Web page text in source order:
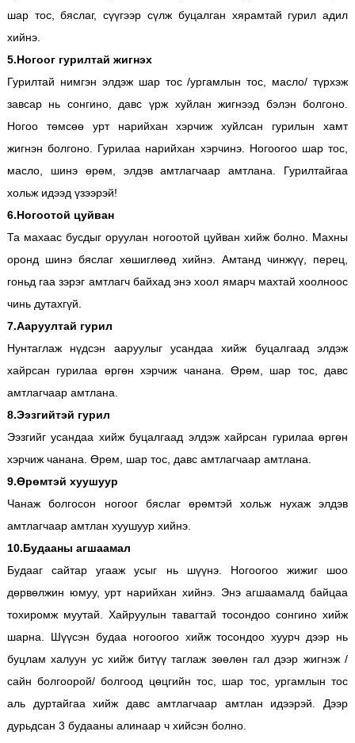
шар тос, бяслаг, сүүгээр сүлж буцалган хярамтай гурил адил
хийнэ.
5.Ногоог гурилтай жигнэх
Гурилтай нимгэн элдэж шар тос /ургамлын тос, масло/ түрхэж
завсар нь сонгино, давс үрж хуйлан жигнээд бэлэн болгоно.
Ногоо төмсөө урт нарийхан хэрчиж хуйлсан гурилын хамт
жигнэн болгоно. Гурилаа нарийхан хэрчинэ. Ногоогоо шар тос,
масло, шинэ өрөм, элдэв амтлагчаар амтлана. Гурилтайгаа
хольж идээд үзээрэй!
6.Ногоотой цуйван
Та махаас бусдыг оруулан ногоотой цуйван хийж болно. Махны
оронд шинэ бяслаг хөшиглөөд хийнэ. Амтанд чинжүү, перец,
гоньд гаа зэрэг амтлагч байхад энэ хоол ямарч махтай хоолноос
чинь дутахгүй.
7.Ааруултай гурил
Нунтаглаж нүдсэн ааруулыг усандаа хийж буцалгаад элдэж
хайрсан гурилаа өргөн хэрчиж чанана. Өрөм, шар тос, давс
амтлагчаар амтлана.
8.Ээзгийтэй гурил
Ээзгийг усандаа хийж буцалгаад элдэж хайрсан гурилаа өргөн
хэрчиж чанана. Өрөм, шар тос, давс амтлагчаар амтлана.
9.Өрөмтэй хуушуур
Чанаж болгосон ногоог бяслаг өрөмтэй хольж нухаж элдэв
амтлагчаар амтлан хуушуур хийнэ.
10.Будааны агшаамал
Будааг сайтар угааж усыг нь шүүнэ. Ногоогоо жижиг шоо
дөрвөлжин юмуу, урт нарийхан хийнэ. Энэ агшаамалд байцаа
тохиромж муутай. Хайруулын тавагтай тосондоо сонгино хийж
шарна. Шүүсэн будаа ногоогоо хийж тосондоо хуурч дээр нь
буцлам халуун ус хийж битүү таглаж зөөлөн гал дээр жигнэж /
сайн болгоорой/ болгоод цөцгийн тос, шар тос, ургамлын тос
аль дуртайгаа хийж давс амтлагчаар амтлан идээрэй. Дээр
дурьдсан 3 будааны алинаар ч хийсэн болно.